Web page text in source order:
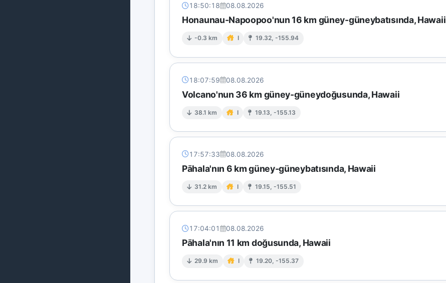
18:50:18 08.08.2026
Honaunau-Napoopoo'nun 16 km güney-güneybatısında, Hawaii
-0.3 km I 19.32, -155.94
18:07:59 08.08.2026
Volcano'nun 36 km güney-güneydoğusunda, Hawaii
38.1 km I 19.13, -155.13
17:57:33 08.08.2026
Pāhala'nın 6 km güney-güneybatısında, Hawaii
31.2 km I 19.15, -155.51
17:04:01 08.08.2026
Pāhala'nın 11 km doğusunda, Hawaii
29.9 km I 19.20, -155.37